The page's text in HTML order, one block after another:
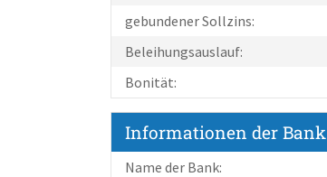
gebundener Sollzins:
Beleihungsauslauf:
Bonität:
Informationen der Bank
Name der Bank: